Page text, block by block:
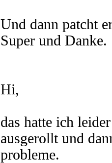
Und dann patcht
Super und Danke.
Hi,
das hatte ich
ausgerollt und
probleme.